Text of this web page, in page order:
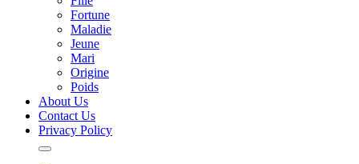
Fortune
Maladie
Jeune
Mari
Origine
Poids
About Us
Contact Us
Privacy Policy